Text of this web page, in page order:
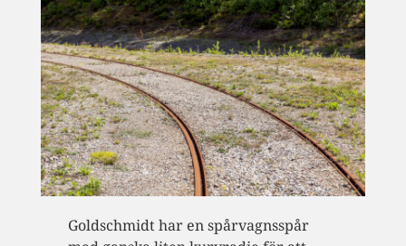
Goldschmidt har en spårvagnsspår